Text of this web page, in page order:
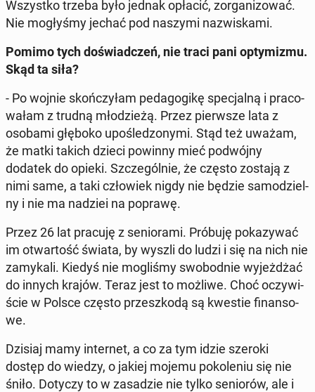
Wszyst­ko trzeba było jednak opłacić, zor­ga­ni­zo­wać.
Nie mo­gły­śmy jechać pod naszymi na­zwi­ska­mi.
Pomimo tych do­świad­czeń, nie traci pani opty­mi­zmu.
Skąd ta siła?
- Po wojnie skoń­czy­łam pe­da­go­gi­kę spe­cjal­ną i pra­co­
wa­łam z trudną mło­dzie­żą. Przez pierw­sze lata z
osobami głęboko upo­śle­dzo­ny­mi. Stąd też uważam,
że matki takich dzieci powinny mieć po­dwój­ny
dodatek do opieki. Szcze­gól­nie, że często zostają z
nimi same, a taki czło­wiek nigdy nie będzie sa­mo­dziel­
ny i nie ma nadziei na poprawę.
Przez 26 lat pracuję z se­nio­ra­mi. Próbuję po­ka­zy­wać
im otwar­tość świata, by wyszli do ludzi i się na nich nie
za­my­ka­li. Kiedyś nie mo­gli­śmy swo­bod­nie wy­jeż­dżać
do innych krajów. Teraz jest to możliwe. Choć oczy­wi­
ście w Polsce często prze­szko­dą są kwestie fi­nan­so­
we.
Dzisiaj mamy in­ter­net, a co za tym idzie szeroki
dostęp do wiedzy, o jakiej mojemu po­ko­le­niu się nie
śniło. Dotyczy to w za­sa­dzie nie tylko se­nio­rów, ale i